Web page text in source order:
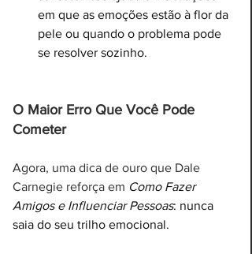
em que as emoções estão à flor da
pele ou quando o problema pode
se resolver sozinho.
O Maior Erro Que Você Pode
Cometer
Agora, uma dica de ouro que Dale
Carnegie reforça em Como Fazer
Amigos e Influenciar Pessoas: nunca
saia do seu trilho emocional.